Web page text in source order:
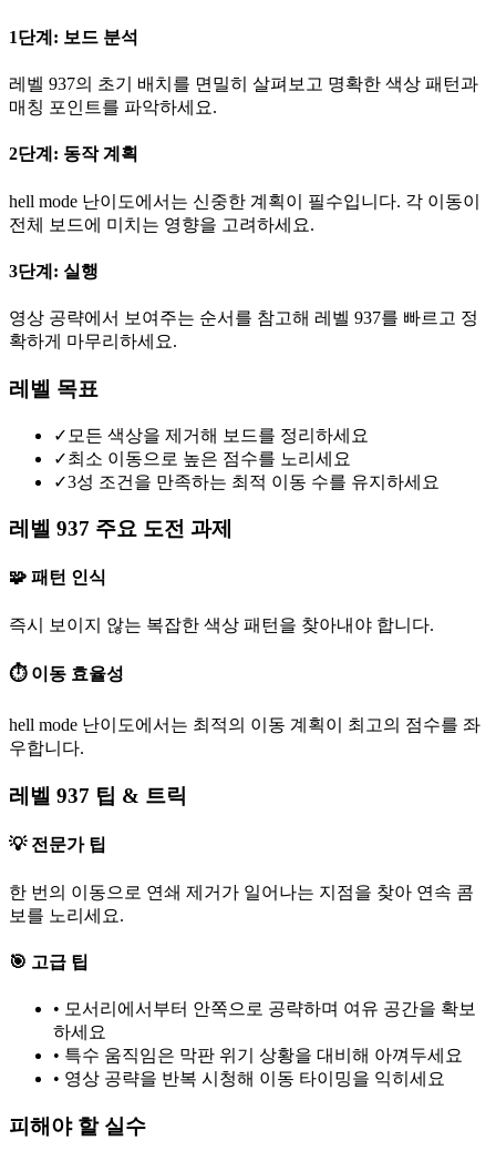
1단계: 보드 분석
레벨 937의 초기 배치를 면밀히 살펴보고 명확한 색상 패턴과
매칭 포인트를 파악하세요.
2단계: 동작 계획
hell mode 난이도에서는 신중한 계획이 필수입니다. 각 이동이
전체 보드에 미치는 영향을 고려하세요.
3단계: 실행
영상 공략에서 보여주는 순서를 참고해 레벨 937를 빠르고 정
확하게 마무리하세요.
레벨 목표
✓ 모든 색상을 제거해 보드를 정리하세요
✓최소 이동으로 높은 점수를 노리세요
✓3성 조건을 만족하는 최적 이동 수를 유지하세요
레벨 937 주요 도전 과제
🧩 패턴 인식
즉시 보이지 않는 복잡한 색상 패턴을 찾아내야 합니다.
⏱️ 이동 효율성
hell mode 난이도에서는 최적의 이동 계획이 최고의 점수를 좌
우합니다.
레벨 937 팁 & 트릭
💡 전문가 팁
한 번의 이동으로 연쇄 제거가 일어나는 지점을 찾아 연속 콤
보를 노리세요.
🎯 고급 팁
• 모서리에서부터 안쪽으로 공략하며 여유 공간을 확보
하세요
• 특수 움직임은 막판 위기 상황을 대비해 아껴두세요
• 영상 공략을 반복 시청해 이동 타이밍을 익히세요
피해야 할 실수